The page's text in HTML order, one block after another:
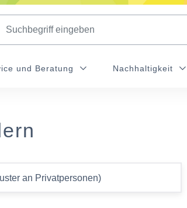
und Beratung Nachhaltigkeit
an Privatpersonen)